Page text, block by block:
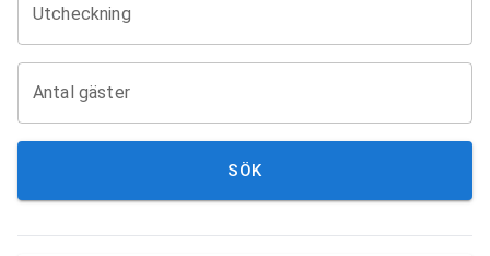
Utcheckning
Antal gäster
SÖK